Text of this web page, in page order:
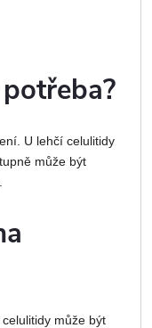
U lehčí celulitidy
může být
může být